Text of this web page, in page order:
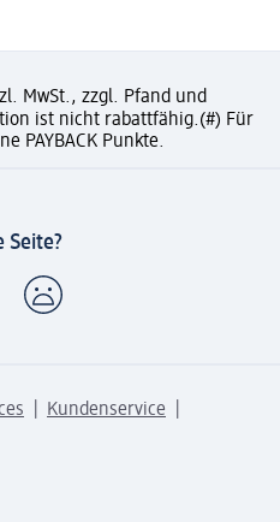
MwSt., zzgl. Pfand und
ist nicht rabattfähig.(#) Für
PAYBACK Punkte.
Seite?
Kundenservice